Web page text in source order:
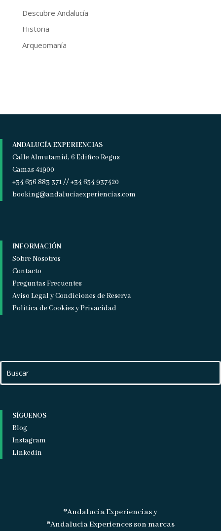
Descubre Andalucía
Historia
Arqueomanía
ANDALUCÍA EXPERIENCIAS
Calle Almutamid, 6 Edifico Regus
Camas 41900
+34 656 883 371 // +34 654 937420
booking@andaluciaexperiencias.com
INFORMACIÓN
Sobre Nosotros
Contacto
Preguntas Frecuentes
Aviso Legal y Condiciones de Reserva
Política de Cookies y Privacidad
SÍGUENOS
Blog
Instagram
Linkedin
®Andalucia Experiencias y
®Andalucia Experiences son marcas